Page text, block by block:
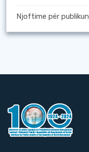
Njoftime për publikun